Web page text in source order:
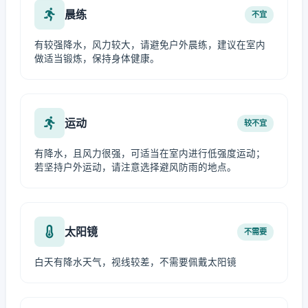
晨练 不宜
有较强降水，风力较大，请避免户外晨练，建议在室内
做适当锻炼，保持身体健康。
运动 较不宜
有降水，且风力很强，可适当在室内进行低强度运动；
若坚持户外运动，请注意选择避风防雨的地点。
太阳镜 不需要
白天有降水天气，视线较差，不需要佩戴太阳镜